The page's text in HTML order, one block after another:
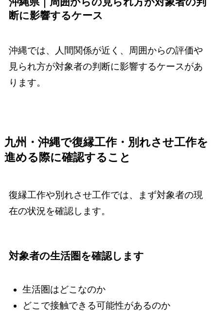
断に影響するケース
沖縄では、人間関係が近く、周囲からの評価や
見られ方が対象者の判断に影響するケースがあ
ります。
九州・沖縄で復縁工作・別れさせ工作を
進める際に確認すること
復縁工作や別れさせ工作では、まず対象者の現
在の状況を確認します。
対象者の生活圏を確認します
生活圏はどこなのか
どこで接触できる可能性があるのか